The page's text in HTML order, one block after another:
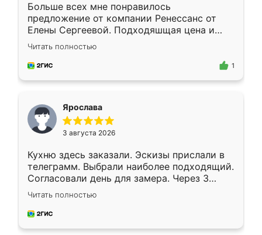
Больше всех мне понравилось
предложение от компании Ренессанс от
Елены Сергеевой. Подходяшщая цена и
короткие сроки изготовления. Приехавший
для замера сотрудник Владислав
предложил по моему эскизу самый
Читать полностью
1
Ярослава
3 августа 2026
Кухню здесь заказали. Эскизы прислали в
телеграмм. Выбрали наиболее подходящий.
Согласовали день для замера. Через 3
недели кухня была уже готова. Остались
довольны работой. Спасибо Ренессанс
мебель за качественную работу!
Читать полностью